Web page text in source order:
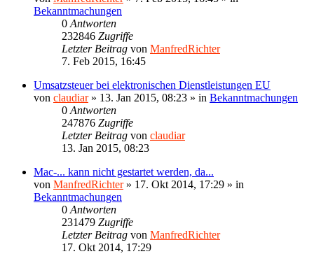
Bekanntmachungen
0 Antworten
232846 Zugriffe
Letzter Beitrag von ManfredRichter
7. Feb 2015, 16:45
Umsatzsteuer bei elektronischen Dienstleistungen EU
von claudiar» 13. Jan 2015, 08:23 » in Bekanntmachungen
0 Antworten
247876 Zugriffe
Letzter Beitrag von claudiar
13. Jan 2015, 08:23
Mac-... kann nicht gestartet werden, da...
von ManfredRichter» 17. Okt 2014, 17:29 » in
Bekanntmachungen
0 Antworten
231479 Zugriffe
Letzter Beitrag von ManfredRichter
17. Okt 2014, 17:29